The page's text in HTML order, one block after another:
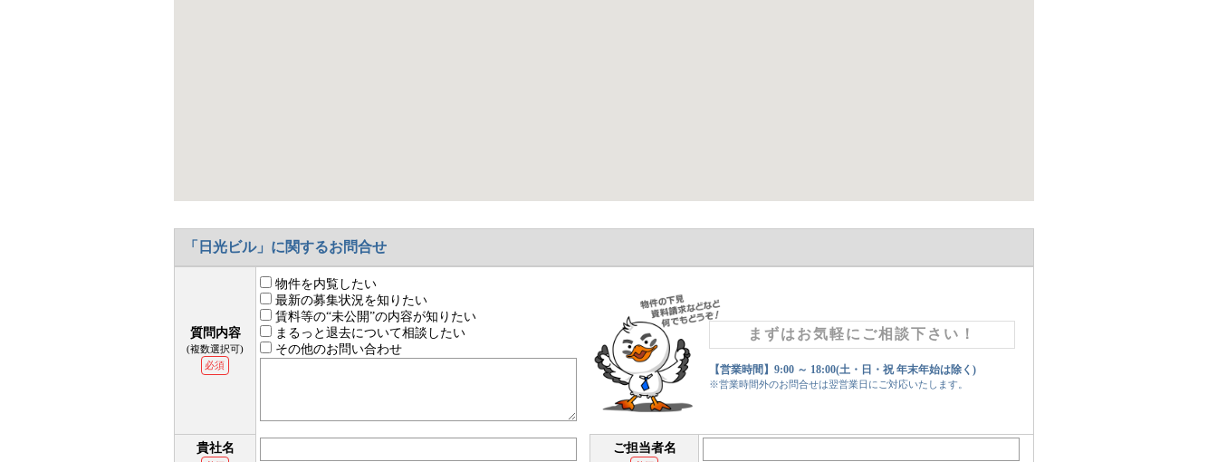
「日光ビル」に関するお問合せ
質問内容
(複数選択可)
必須
物件を内覧したい
最新の募集状況を知りたい
賃料等の“未公開”の内容が知りたい
まるっと退去について相談したい
その他のお問い合わせ
まずはお気軽にご相談下さい！
【営業時間】9:00 ～ 18:00(土・日・祝 年末年始は除く)
※営業時間外のお問合せは翌営業日にご対応いたします。
貴社名 ご担当者名